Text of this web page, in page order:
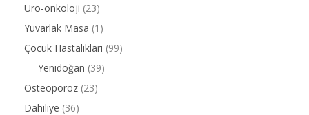
Üro-onkoloji (23)
Yuvarlak Masa (1)
Çocuk Hastalıkları (99)
Yenidoğan (39)
Osteoporoz (23)
Dahiliye (36)